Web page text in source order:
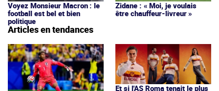
Voyez Monsieur Macron : le
football est bel et bien
politique
Zidane : « Moi, je voulais
être chauffeur-livreur »
Articles en tendances
Et si l'AS Roma tenait le plus